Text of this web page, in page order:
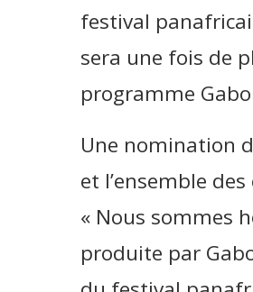
festival
sera une fois de
programme
Une nomination
et l’ensemble
« Nous sommes
produite par